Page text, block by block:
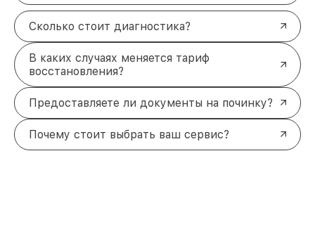
Сколько стоит диагностика?
В каких случаях меняется тариф
восстановления?
Предоставляете ли документы на починку?
Почему стоит выбрать ваш сервис?